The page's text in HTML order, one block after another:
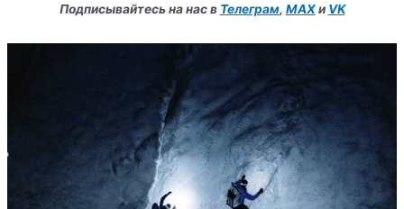
Подписывайтесь на нас в Телеграм, MAXи VK